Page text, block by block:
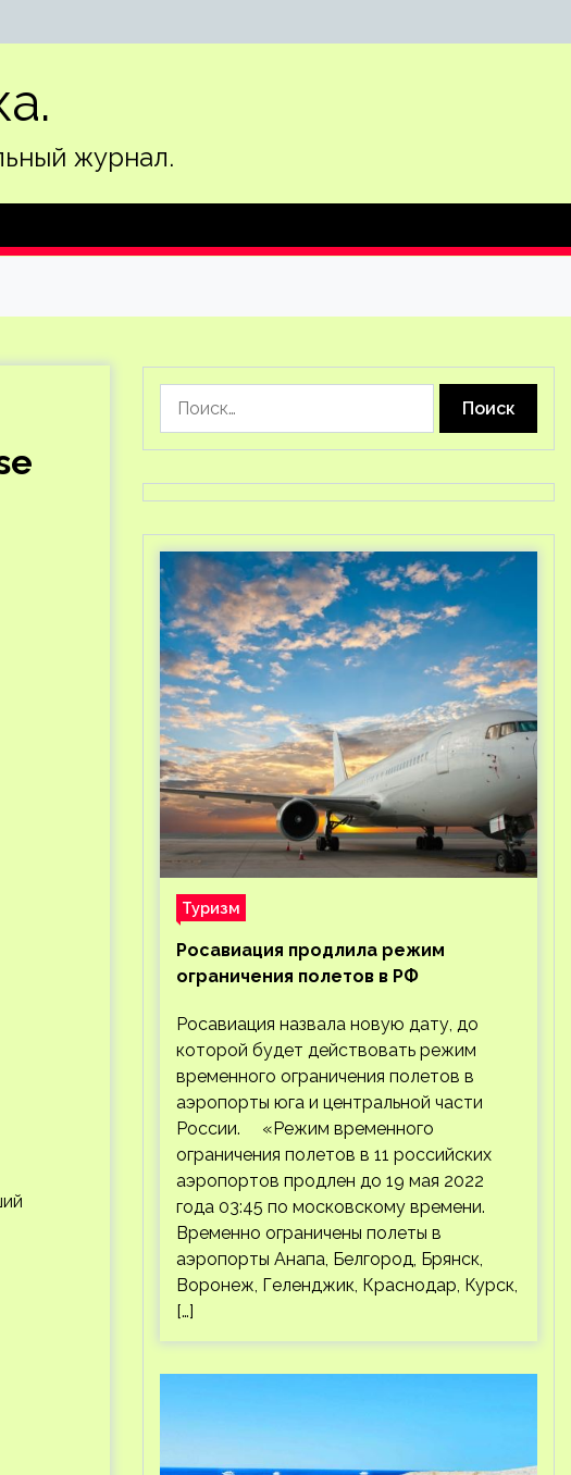
журнал.
Туризм
Росавиация продлила режим
ограничения полетов в РФ
Росавиация назвала новую дату, до
которой будет действовать режим
временного ограничения полетов в
аэропорты юга и центральной части
России. «Режим временного
ограничения полетов в 11 российских
аэропортов продлен до 19 мая 2022
года 03:45 по московскому времени.
Временно ограничены полеты в
аэропорты Анапа, Белгород, Брянск,
Воронеж, Геленджик, Краснодар, Курск,
[…]